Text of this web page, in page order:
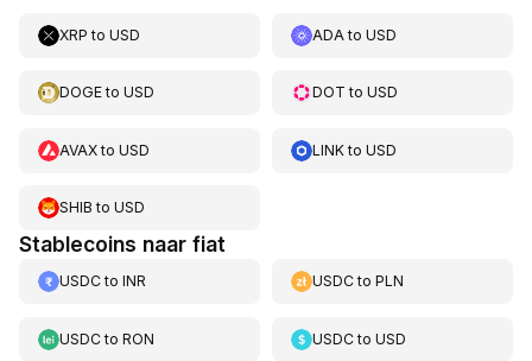
XRP to USD ADA toUSD
DOGEto USD DOT toUSD
AVAXto USD LINKtoUSD
SHIB to USD
Stablecoins naar fiat
USDCto INR USDCtoPLN
USDCto RON USDCtoUSD